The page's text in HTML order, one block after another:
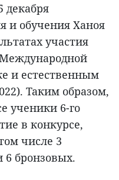
декабря
и обучения Ханоя
участия
и естественным
Таким образом,
ученики 6-го
в конкурсе,
числе 3
6 бронзовых.